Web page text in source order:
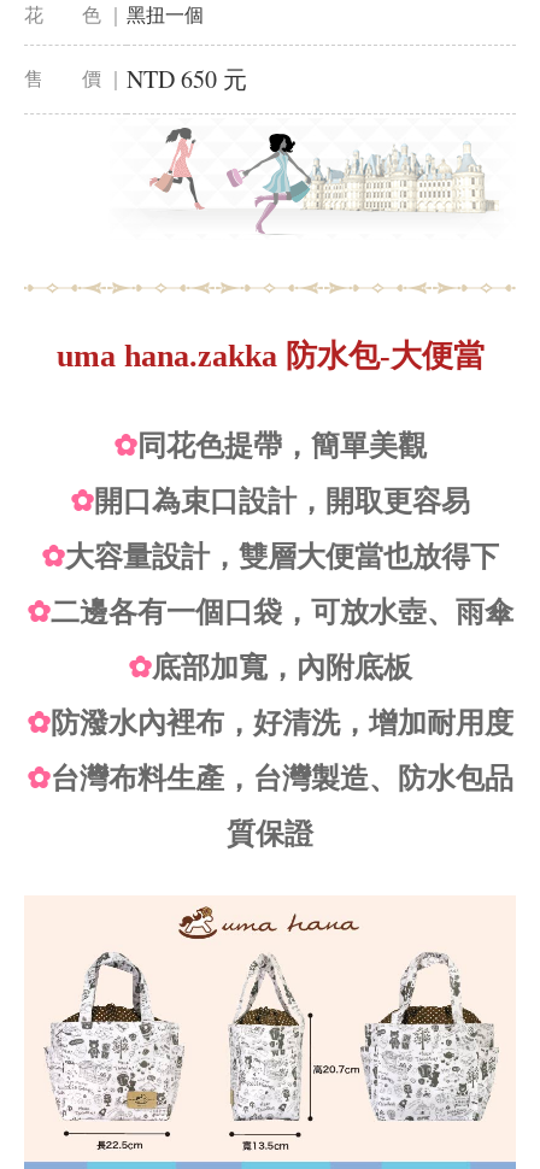
花 色 ｜ 黑扭一個
售 價 ｜ NTD 650 元
uma hana.zakka 防水包-大便當
✿同花色提帶，簡單美觀
✿開口為束口設計，開取更容易
✿大容量設計，雙層大便當也放得下
✿二邊各有一個口袋，可放水壺、雨傘
✿底部加寬，內附底板
✿防潑水內裡布，好清洗，增加耐用度
✿台灣布料生產，台灣製造、防水包品
質保證